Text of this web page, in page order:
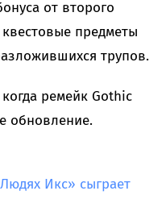
от второго
предметы
трупов.
ремейк Gothic
обновление.
Икс» сыграет